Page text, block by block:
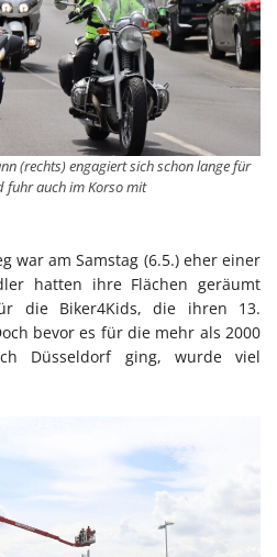
(rechts) engagiert sich schon lange für
fuhr auch im Korso mit
war am Samstag (6.5.) eher einer
hatten ihre Flächen geräumt
die Biker4Kids, die ihren 13.
bevor es für die mehr als 2000
Düsseldorf ging, wurde viel